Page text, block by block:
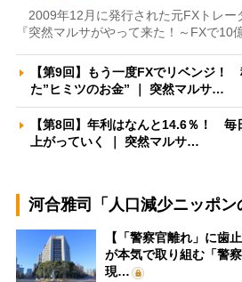
2009年12月に発行された元FXトレー
『突然マルサがやって来た！～FXで10
【第9回】もう一度FXでリベンジ！
た”ヒミツのお金” ｜ 突然マルサ…
【第8回】年利はなんと14.6％！ 毎
上がっていく ｜ 突然マルサ…
河合雅司「人口減少ニッポン
【「警察官離れ」に歯
が本気で取り組む「警
現…